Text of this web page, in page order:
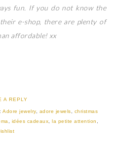
fun. If you do not know the
e-shop, there are plenty of
affordable! xx
A REPLY
Adore jewelry, adore jewels
christmas
idées cadeaux ,la petite attention